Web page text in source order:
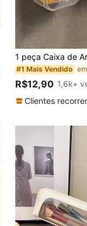
#1 Mais Vendido
R$12,90 1,6k+
Clientes